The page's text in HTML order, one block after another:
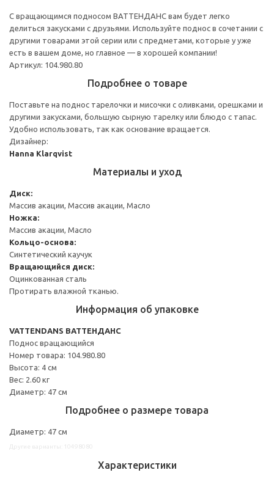
С вращающимся подносом ВАТТЕНДАНС вам будет легко
делиться закусками с друзьями. Используйте поднос в сочетании с
другими товарами этой серии или с предметами, которые у уже
есть в вашем доме, но главное — в хорошей компании!
Артикул: 104.980.80
Подробнее о товаре
Поставьте на поднос тарелочки и мисочки с оливками, орешками и
другими закусками, большую сырную тарелку или блюдо с тапас.
Удобно использовать, так как основание вращается.
Дизайнер:
Hanna Klarqvist
Материалы и уход
Диск:
Массив акации, Массив акации, Масло
Ножка:
Массив акации, Масло
Кольцо-основа:
Синтетический каучук
Вращающийся диск:
Оцинкованная сталь
Протирать влажной тканью.
Информация об упаковке
VATTENDANS ВАТТЕНДАНС
Поднос вращающийся
Номер товара: 104.980.80
Высота: 4 см
Вес: 2.60 кг
Диаметр: 47 см
Подробнее о размере товара
Диаметр: 47 см
Характеристики